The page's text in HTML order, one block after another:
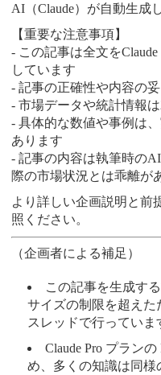
AI（Claude）が自動生成
【重要な注意事項】
- この記事は全文を
しています
- 記事の正確性や内容の
- 市場データや統計情報
- 具体的な数値や事例は
あります
- 記事の内容は執筆時の
際の市場状況とは乖離が
より詳しい企画説明と前
照ください。
（企画者による補足）
この記事を生成す
サイズの制限を超えた
スレッドで行っていま
Claude Pro プラン
め、多くの知識は同様